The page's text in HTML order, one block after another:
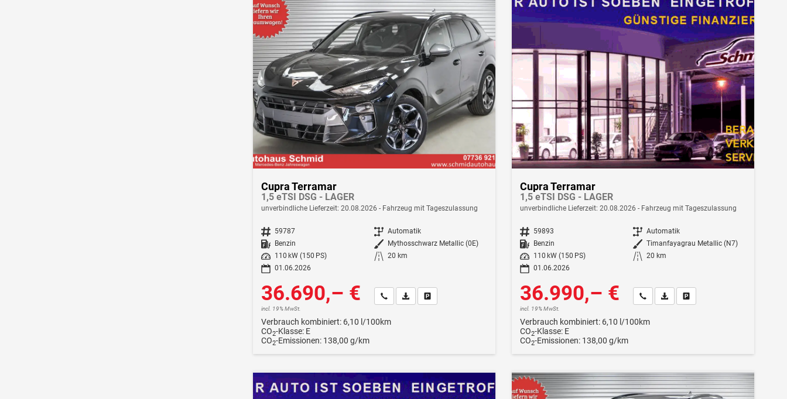
Cupra Terramar
1,5 eTSI DSG - LAGER
unverbindliche Lieferzeit: 20.08.2026 Fahrzeug mit Tageszulassung
Fahrzeugnr. 59787 Getriebe Automatik
Kraftstoff
Benzin Außenfarbe
Mythosschwarz Metallic (0E)
Leistung
110 kW (150 PS) Kilometerstand 20 km
01.06.2026
36.690,– €
incl. 19% MwSt.
Wir rufen Sie an
Fahrzeugexposé (PDF)
Fahrzeug parken
Verbrauch kombiniert: 6,10 l/100km
CO2-Klasse: E
CO2-Emissionen: 138,00 g/km
Cupra Terramar
1,5 eTSI DSG - LAGER
unverbindliche Lieferzeit: 20.08.2026 Fahrzeug mit Tageszulassung
Fahrzeugnr. 59893 Getriebe Automatik
Kraftstoff
Benzin Außenfarbe Timanfayagrau Metallic (N7)
Leistung
110 kW (150 PS) Kilometerstand 20 km
01.06.2026
36.990,– €
incl. 19% MwSt.
Wir rufen Sie an
Fahrzeugexposé (PDF)
Fahrzeug parken
Verbrauch kombiniert: 6,10 l/100km
CO2-Klasse: E
CO2-Emissionen: 138,00 g/km